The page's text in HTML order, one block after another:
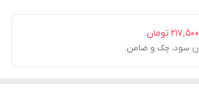
۲۱۷٬۵۰۰ تومان